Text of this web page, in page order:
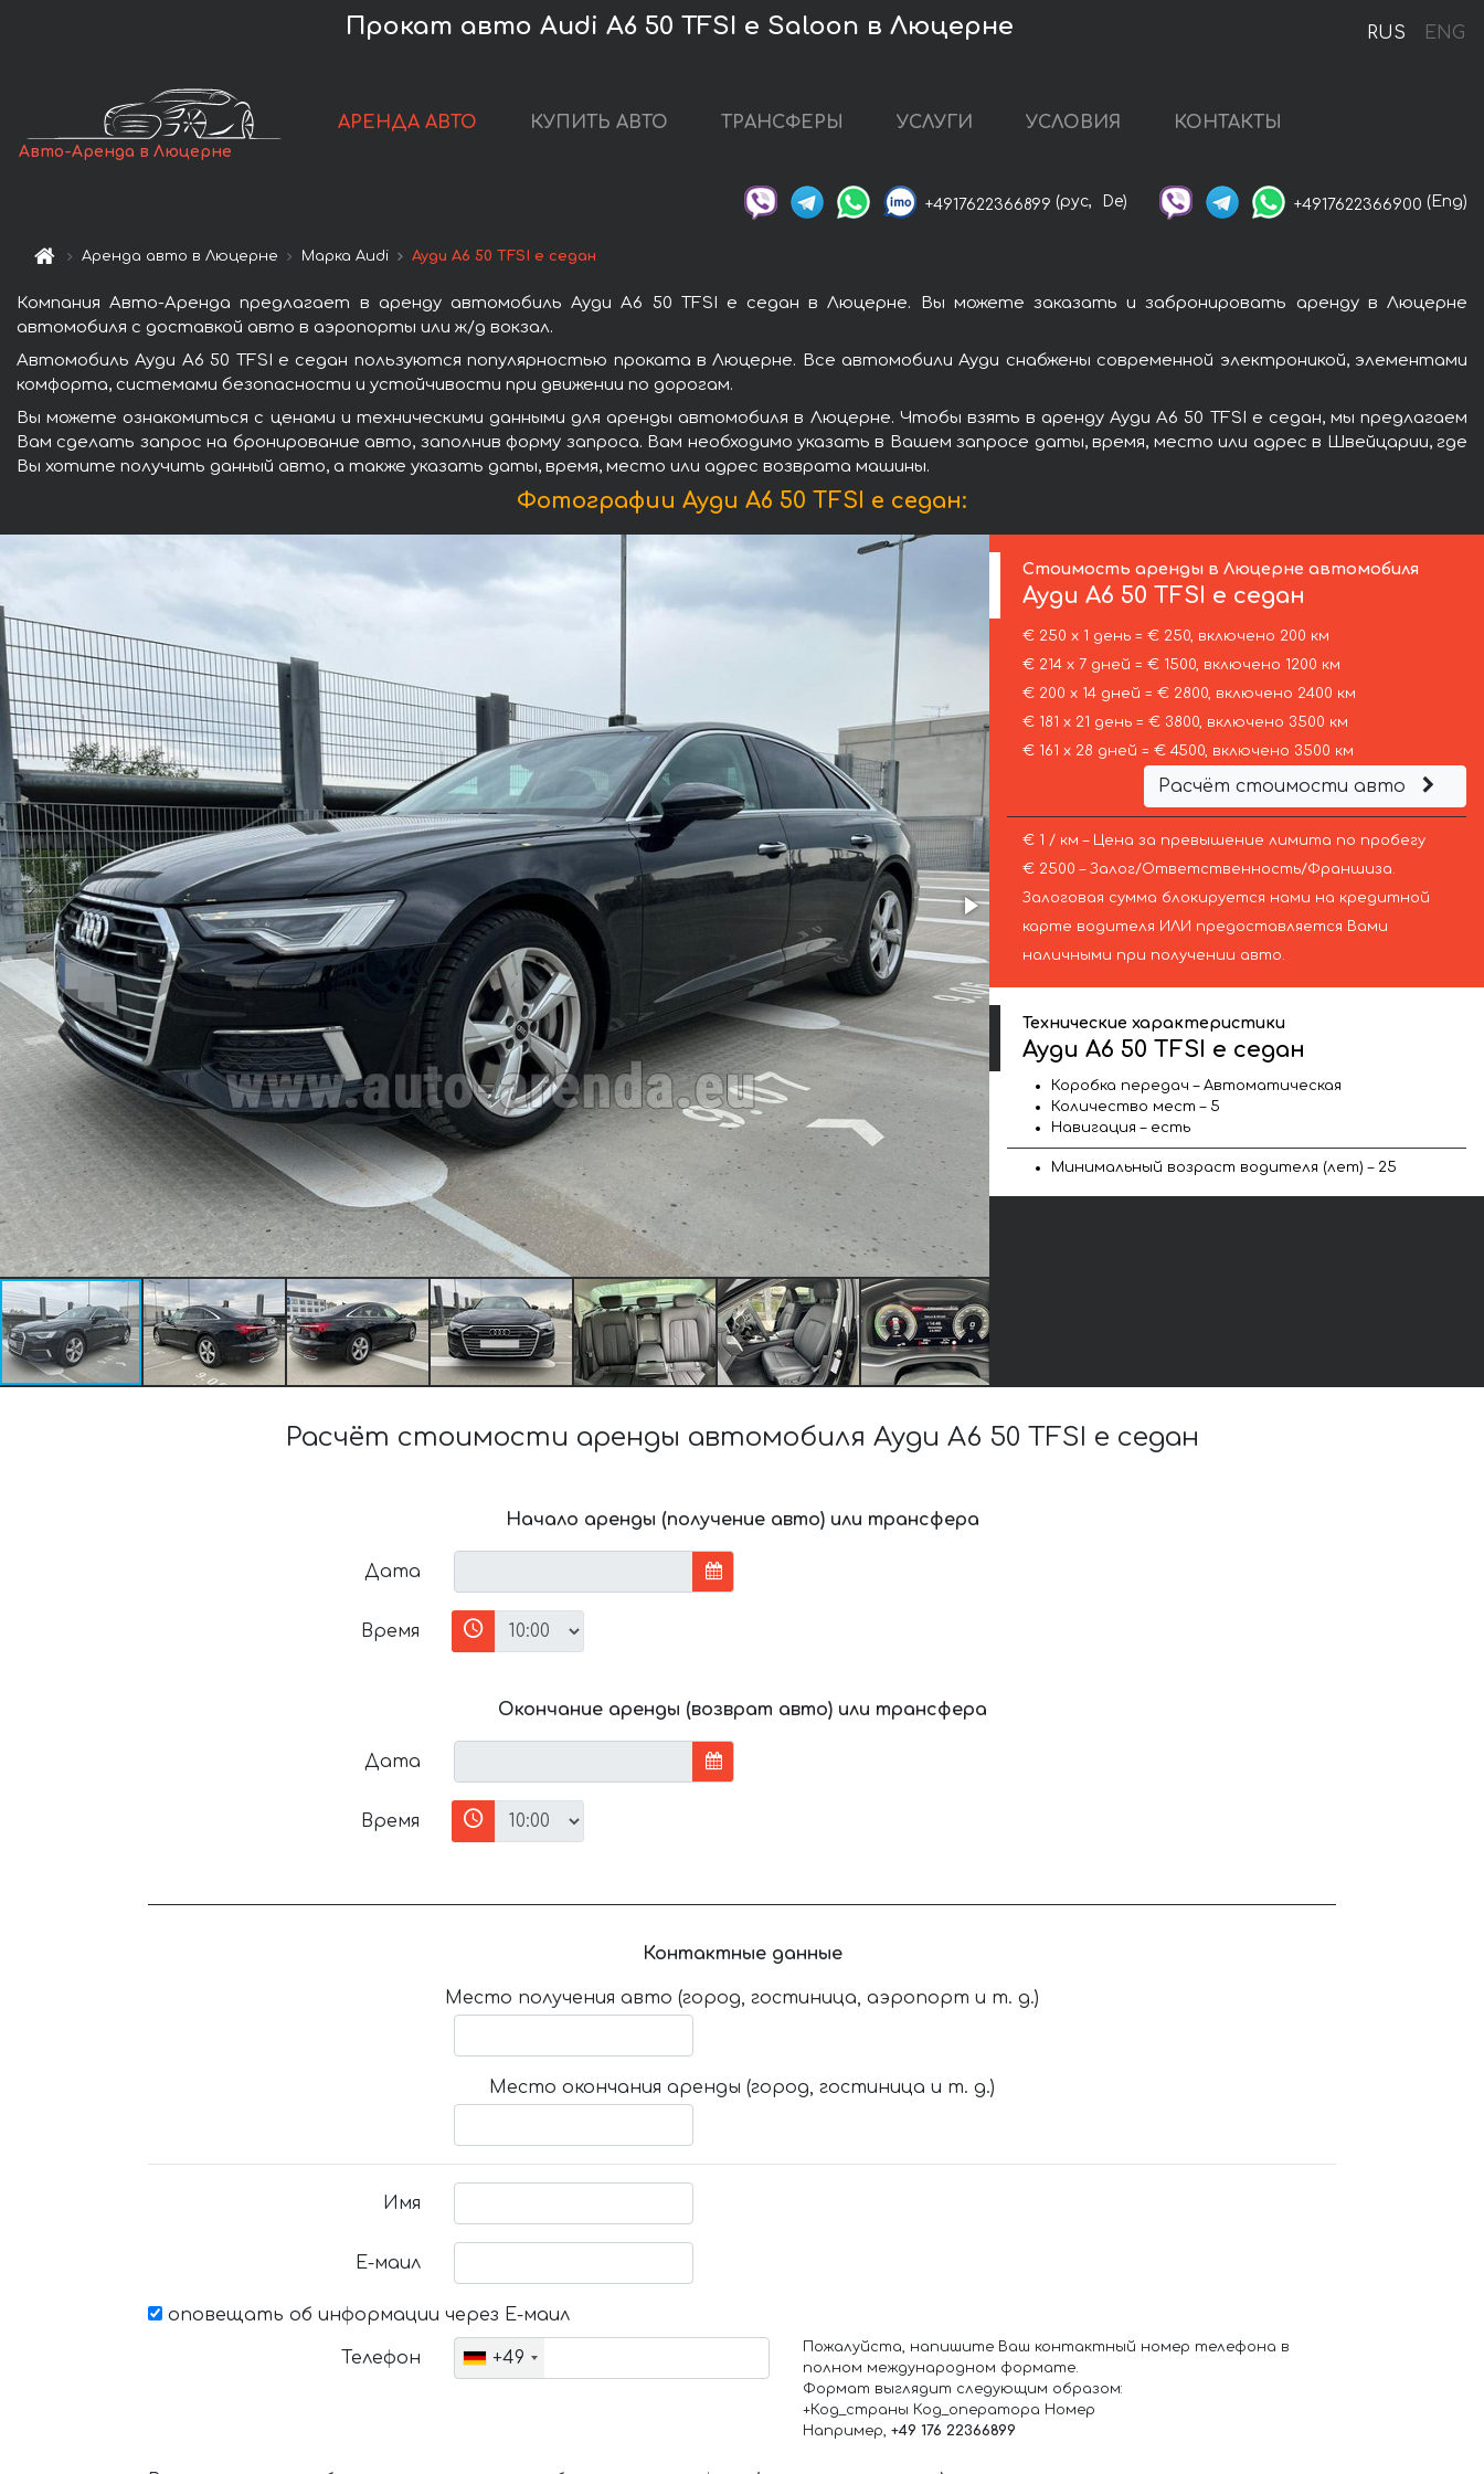
RUS ENG
Прокат авто Audi A6 50 TFSI e Saloon в Люцерне
Авто-Аренда в Люцерне
АРЕНДА АВТО КУПИТЬ АВТО ТРАНСФЕРЫ УСЛУГИ УСЛОВИЯ КОНТАКТЫ
+4917622366899 (рус, De) +4917622366900 (Eng)
Аренда авто в Люцерне Марка Audi Ауди A6 50 TFSI e седан
Компания Авто-Аренда предлагает в аренду автомобиль Ауди A6 50 TFSI e седан в Люцерне. Вы можете заказать и забронировать аренду в Люцерне
автомобиля с доставкой авто в аэропорты или ж/д вокзал.
Автомобиль Ауди A6 50 TFSI e седан пользуются популярностью проката в Люцерне. Все автомобили Ауди снабжены современной электроникой, элементами
комфорта, системами безопасности и устойчивости при движении по дорогам.
Вы можете ознакомиться с ценами и техническими данными для аренды автомобиля в Люцерне. Чтобы взять в аренду Ауди A6 50 TFSI e седан, мы предлагаем
Вам сделать запрос на бронирование авто, заполнив форму запроса. Вам необходимо указать в Вашем запросе даты, время, место или адрес в Швейцарии, где
Вы хотите получить данный авто, а также указать даты, время, место или адрес возврата машины.
Фотографии Ауди A6 50 TFSI e седан:
Стоимость аренды в Люцерне автомобиля
Ауди A6 50 TFSI e седан
€ 250 х 1 день = € 250, включено 200 км
€ 214 х 7 дней = € 1500, включено 1200 км
€ 200 х 14 дней = € 2800, включено 2400 км
€ 181 х 21 день = € 3800, включено 3500 км
€ 161 х 28 дней = € 4500, включено 3500 км
Расчёт стоимости авто
€ 1 / км – Цена за превышение лимита по пробегу
€ 2500 – Залог/Ответственность/Франшиза.
Залоговая сумма блокируется нами на кредитной
карте водителя ИЛИ предоставляется Вами
наличными при получении авто.
Технические характеристики
Ауди A6 50 TFSI e седан
Коробка передач – Автоматическая
Количество мест – 5
Навигация – есть
Минимальный возраст водителя (лет) – 25
Расчёт стоимости аренды автомобиля Ауди A6 50 TFSI e седан
Начало аренды (получение авто) или трансфера
Дата
Время
Окончание аренды (возврат авто) или трансфера
Дата
Время
Контактные данные
Место получения авто (город, гостиница, аэропорт и т. д.)
Место окончания аренды (город, гостиница и т. д.)
Имя
Е-маил
оповещать об информации через Е-маил
Телефон +49
Пожалуйста, напишите Ваш контактный номер телефона в
полном международном формате.
Формат выглядит следующим образом:
+Код_страны Код_оператора Номер
Например, +49 176 22366899